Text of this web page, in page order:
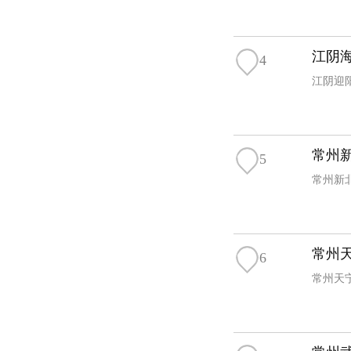
4 江阴
江阴迎
5 常州
常州新
6 常州
常州天